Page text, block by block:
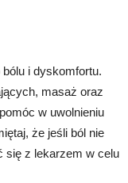
i dyskomfortu.
masaż oraz
w uwolnieniu
że jeśli ból nie
się z lekarzem w celu